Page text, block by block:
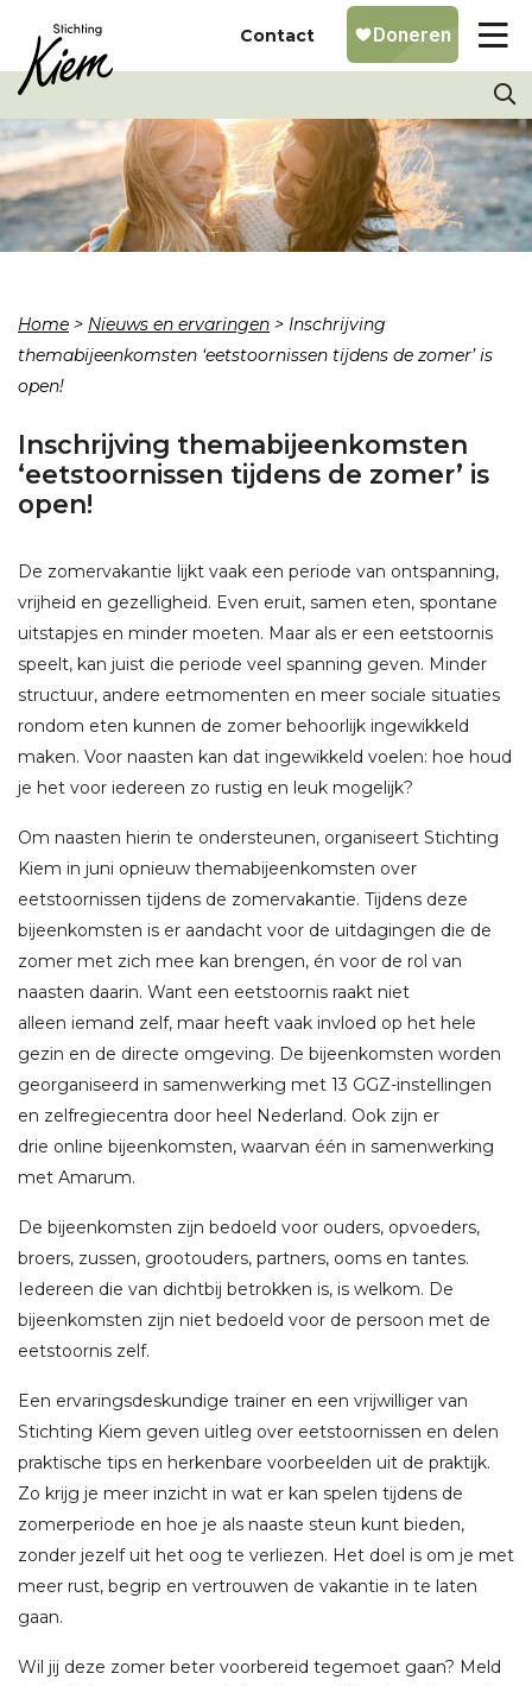
Contact
Home > Nieuws en ervaringen > Inschrijving
themabijeenkomsten ‘eetstoornissen tijdens de zomer’ is
open!
Inschrijving themabijeenkomsten
‘eetstoornissen tijdens de zomer’ is
open!
De zomervakantie lijkt vaak een periode van ontspanning,
vrijheid en gezelligheid. Even eruit, samen eten, spontane
uitstapjes en minder moeten. Maar als er een eetstoornis
speelt, kan juist die periode veel spanning geven. Minder
structuur, andere eetmomenten en meer sociale situaties
rondom eten kunnen de zomer behoorlijk ingewikkeld
maken. Voor naasten kan dat ingewikkeld voelen: hoe houd
je het voor iedereen zo rustig en leuk mogelijk?
Om naasten hierin te ondersteunen, organiseert Stichting
Kiem in juni opnieuw themabijeenkomsten over
eetstoornissen tijdens de zomervakantie. Tijdens deze
bijeenkomsten is er aandacht voor de uitdagingen die de
zomer met zich mee kan brengen, én voor de rol van
naasten daarin. Want een eetstoornis raakt niet
alleen iemand zelf, maar heeft vaak invloed op het hele
gezin en de directe omgeving. De bijeenkomsten worden
georganiseerd in samenwerking met 13 GGZ-instellingen
en zelfregiecentra door heel Nederland. Ook zijn er
drie online bijeenkomsten, waarvan één in samenwerking
met Amarum.
De bijeenkomsten zijn bedoeld voor ouders, opvoeders,
broers, zussen, grootouders, partners, ooms en tantes.
Iedereen die van dichtbij betrokken is, is welkom. De
bijeenkomsten zijn niet bedoeld voor de persoon met de
eetstoornis zelf.
Een ervaringsdeskundige trainer en een vrijwilliger van
Stichting Kiem geven uitleg over eetstoornissen en delen
praktische tips en herkenbare voorbeelden uit de praktijk.
Zo krijg je meer inzicht in wat er kan spelen tijdens de
zomerperiode en hoe je als naaste steun kunt bieden,
zonder jezelf uit het oog te verliezen. Het doel is om je met
meer rust, begrip en vertrouwen de vakantie in te laten
gaan.
Wil jij deze zomer beter voorbereid tegemoet gaan? Meld